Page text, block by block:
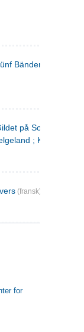
Bänden
på Solhaug ; Fru
;
(fransk)
for